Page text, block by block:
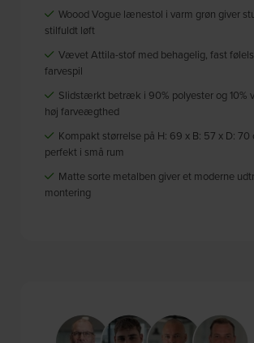
Woood Vogue lænestol i varm grøn giver
stilfuldt løft
Vævet Attila-stof med behagelig, fast
farvespil
Slidstærkt betræk i 90% polyester og 10%
høj farveægthed
Kompakt størrelse på H: 69 x B: 57 x D: 70
perfekt i små rum
Matte sorte metalben giver et moderne
montering